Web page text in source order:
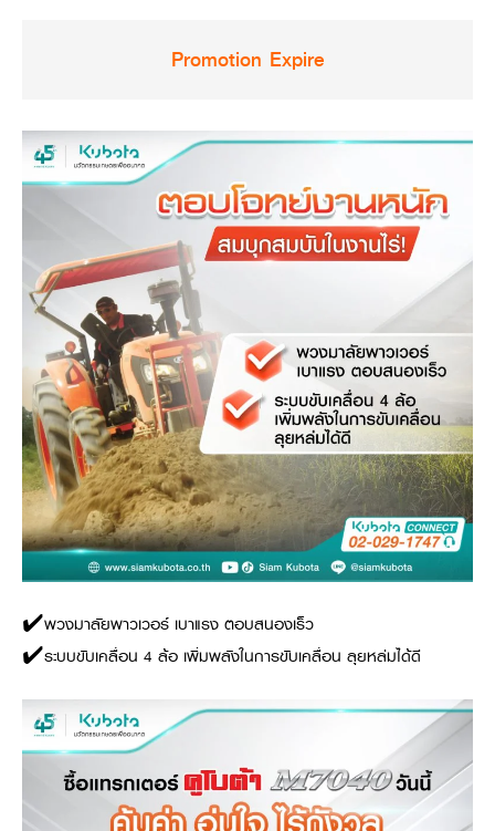
International Service Centers
Education and Youth
Environment, Safety and Occupational Health
KUBOTA and Farmerco-operation
Large Scale Farm
Learning Centre
Online Journal
KUBOTA FARM
KUBOTA FAMILY
language
ไทย English
Promotion Expire
✔️พวงมาลัยพาวเวอร์ เบาแรง ตอบสนองเร็ว
✔️ระบบขับเคลื่อน 4 ล้อ เพิ่มพลังในการขับเคลื่อน ลุยหล่มได้ดี